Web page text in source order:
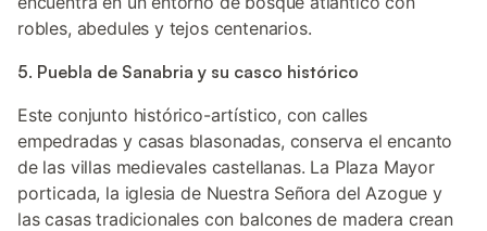
robles, abedules y tejos centenarios.
5. Puebla de Sanabria y su casco histórico
Este conjunto histórico-artístico, con calles
empedradas y casas blasonadas, conserva el encanto
de las villas medievales castellanas. La Plaza Mayor
porticada, la iglesia de Nuestra Señora del Azogue y
las casas tradicionales con balcones de madera crean